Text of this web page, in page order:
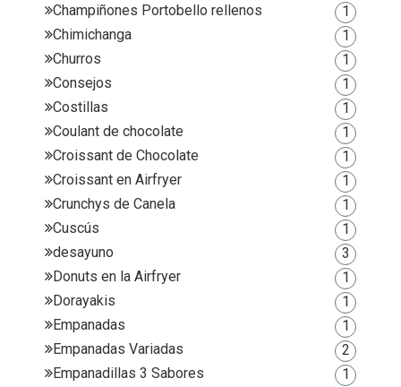
Champiñones Portobello rellenos
1
Chimichanga
1
Churros
1
Consejos
1
Costillas
1
Coulant de chocolate
1
Croissant de Chocolate
1
Croissant en Airfryer
1
Crunchys de Canela
1
Cuscús
1
desayuno
3
Donuts en la Airfryer
1
Dorayakis
1
Empanadas
1
Empanadas Variadas
2
Empanadillas 3 Sabores
1